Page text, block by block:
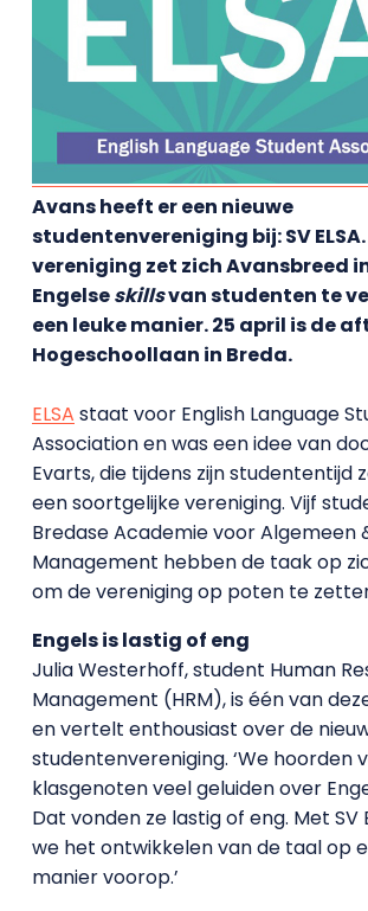
Avans heeft er een nieuwe
studentenvereniging bij: SV ELSA.
vereniging zet zich Avansbreed
Engelseskillsvan studenten te
een leuke manier. 25 april is de
Hogeschoollaan in Breda.
ELSA staat voor English Language
Association en was een idee van
Evarts, die tijdens zijn studententijd
een soortgelijke vereniging. Vijf
Bredase Academie voor Algemeen
Management hebben de taak op
om de vereniging op poten te
Engels is lastig of eng
Julia Westerhoff, student Human
Management (HRM), is één van
en vertelt enthousiast over de
studentenvereniging. ‘We hoorden
klasgenoten veel geluiden over
Dat vonden ze lastig of eng. Met SV
we het ontwikkelen van de taal op
manier voorop.’